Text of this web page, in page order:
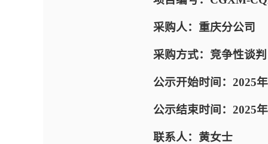
采购人：重庆分公司
采购方式：竞争性谈判
公示开始时间：2025
公示结束时间：2025
联系人：黄女士